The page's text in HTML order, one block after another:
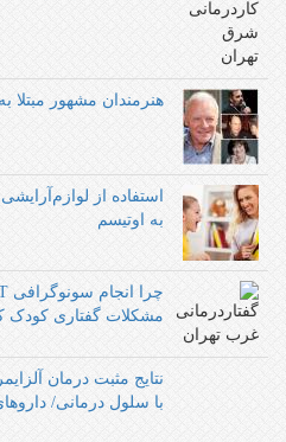
هنرمندان مشهور مبتلا
استفاده از
به اوتیسم
مشکلات گفتاری کودک
با سلول درمانی/